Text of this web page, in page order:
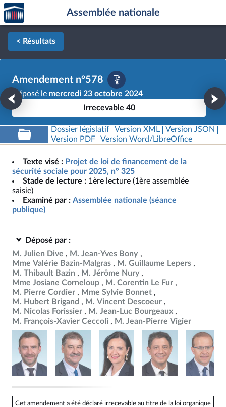
Aller au contenu
Aller en bas de la page
Accèder
à la
page
d'accueil
Assemblée nationale
< Résultats
Amendement n°578
Déposé le mercredi 23 octobre 2024
Irrecevable 40
Dossier législatif Version XML
Version JSON
Version PDF
Version Word/LibreOffice
Texte visé : Projet de loi de financement de la
sécurité sociale pour 2025, n° 325
Stade de lecture : 1ère lecture (1ère assemblée
saisie)
Examiné par : Assemblée nationale (séance
publique)
Déposé par :
M. Julien Dive
M. Jean-Yves Bony
Mme Valérie Bazin-Malgras
M. Guillaume Lepers
M. Thibault Bazin
M. Jérôme Nury
Mme Josiane Corneloup
M. Corentin Le Fur
M. Pierre Cordier
Mme Sylvie Bonnet
M. Hubert Brigand
M. Vincent Descoeur
M. Nicolas Forissier
M. Jean-Luc Bourgeaux
M. François-Xavier Ceccoli
M. Jean-Pierre Vigier
Cet amendement a été déclaré irrecevable au titre de la loi organique